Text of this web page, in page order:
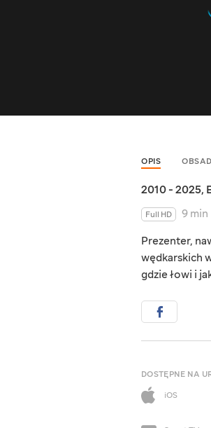
OPIS
2010 - 2025,
Full HD
9 min
Prezenter,
wędkarskich
gdzie łowi i
DOSTĘPNE NA
iOS